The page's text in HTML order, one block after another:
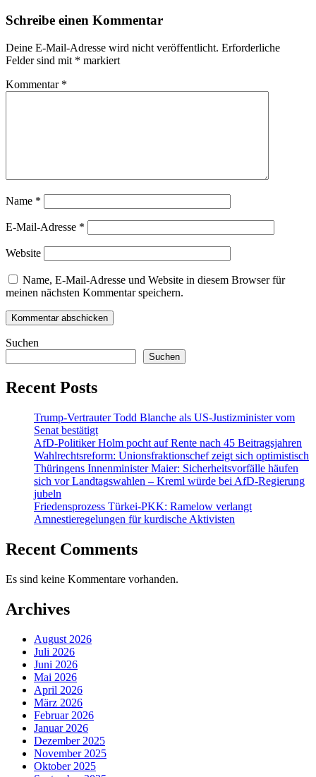
Schreibe einen Kommentar
Deine E-Mail-Adresse wird nicht veröffentlicht. Erforderliche
Felder sind mit * markiert
Kommentar *
Name *
E-Mail-Adresse *
Website
Name, E-Mail-Adresse und Website in diesem Browser für
meinen nächsten Kommentar speichern.
Suchen
Suchen
Recent Posts
Trump-Vertrauter Todd Blanche als US-Justizminister vom
Senat bestätigt
AfD-Politiker Holm pocht auf Rente nach 45 Beitragsjahren
Wahlrechtsreform: Unionsfraktionschef zeigt sich optimistisch
Thüringens Innenminister Maier: Sicherheitsvorfälle häufen
sich vor Landtagswahlen – Kreml würde bei AfD-Regierung
jubeln
Friedensprozess Türkei-PKK: Ramelow verlangt
Amnestieregelungen für kurdische Aktivisten
Recent Comments
Es sind keine Kommentare vorhanden.
Archives
August 2026
Juli 2026
Juni 2026
Mai 2026
April 2026
März 2026
Februar 2026
Januar 2026
Dezember 2025
November 2025
Oktober 2025